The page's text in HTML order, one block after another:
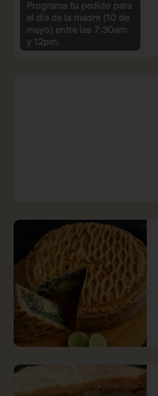
Programa tu pedido para
el dia de la madre (10 de
mayo) entre las 7:30am
y 12pm.